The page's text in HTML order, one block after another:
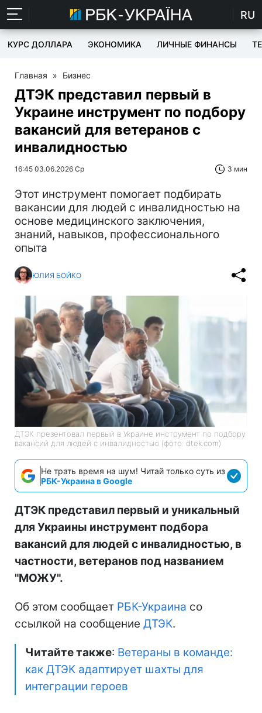
RU
КУРС ДОЛЛАРА ЭКОНОМИКА ЛИЧНЫЕ ФИНАНСЫ
Главная » Бизнес
ДТЭК представил первый в
Украине инструмент по подбору
вакансий для ветеранов с
инвалидностью
16:45 03.06.2026 Ср 3 мин
Этот инструмент помогает подбирать
вакансии для людей с инвалидностью на
основе медицинского заключения,
знаний, навыков, профессионального
опыта
ЮЛИЯ БОЙКО
ДТЭК презентовал первый в Украине инструмент по подбору
вакансий для людей с инвалидностью (фото: dtek.com)
Не трать время на шум! Читай только суть из
РБК-Украина в Google
ДТЭК представил первый и уникальный
для Украины инструмент подбора
вакансий для людей с инвалидностью, в
частности, ветеранов под названием
"МОЖУ".
Об этом сообщает РБК-Украина со
ссылкой на сообщение ДТЭК.
Читайте также: Ветераны в команде:
как ДТЭК адаптирует шахты для
интеграции героев